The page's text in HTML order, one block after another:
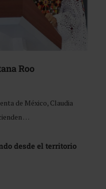
Roo
de México, Claudia
…
desde el territorio